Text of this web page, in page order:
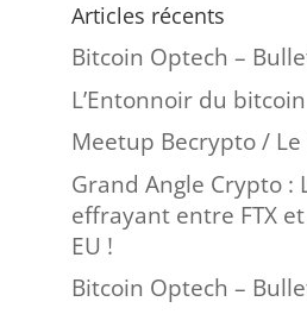
Articles récents
Bitcoin Optech –
L’Entonnoir du bitcoin
Meetup Becrypto / Le
Grand Angle Crypto :
effrayant entre FTX
EU !
Bitcoin Optech –